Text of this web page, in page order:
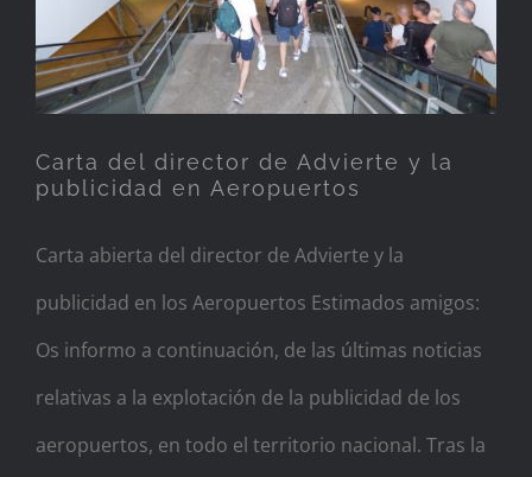
Carta del director de Advierte y la
publicidad en Aeropuertos
Carta abierta del director de Advierte y la
publicidad en los Aeropuertos Estimados amigos:
Os informo a continuación, de las últimas noticias
relativas a la explotación de la publicidad de los
aeropuertos, en todo el territorio nacional. Tras la